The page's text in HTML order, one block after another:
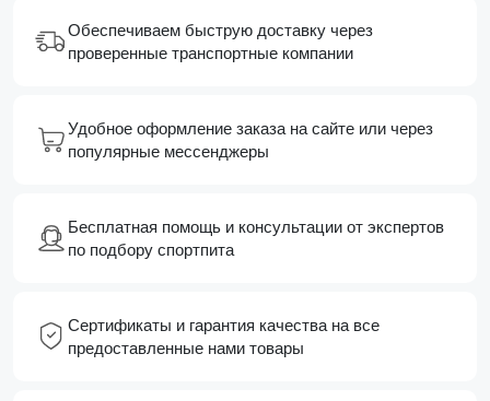
Обеспечиваем быструю доставку через
проверенные транспортные компании
Удобное оформление заказа на сайте или через
популярные мессенджеры
Бесплатная помощь и консультации от экспертов
по подбору спортпита
Сертификаты и гарантия качества на все
предоставленные нами товары